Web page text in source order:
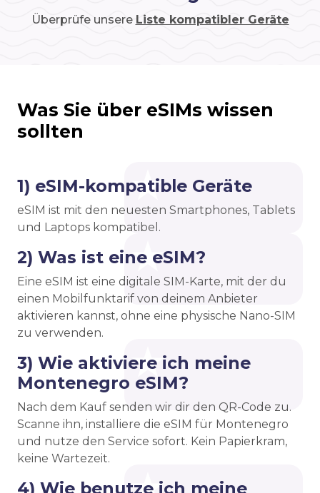
Überprüfe unsere Liste kompatibler Geräte
Was Sie über eSIMs wissen
sollten
1) eSIM-kompatible Geräte
eSIM ist mit den neuesten Smartphones, Tablets
und Laptops kompatibel.
2) Was ist eine eSIM?
Eine eSIM ist eine digitale SIM-Karte, mit der du
einen Mobilfunktarif von deinem Anbieter
aktivieren kannst, ohne eine physische Nano-SIM
zu verwenden.
3) Wie aktiviere ich meine
Montenegro eSIM?
Nach dem Kauf senden wir dir den QR-Code zu.
Scanne ihn, installiere die eSIM für Montenegro
und nutze den Service sofort. Kein Papierkram,
keine Wartezeit.
4) Wie benutze ich meine